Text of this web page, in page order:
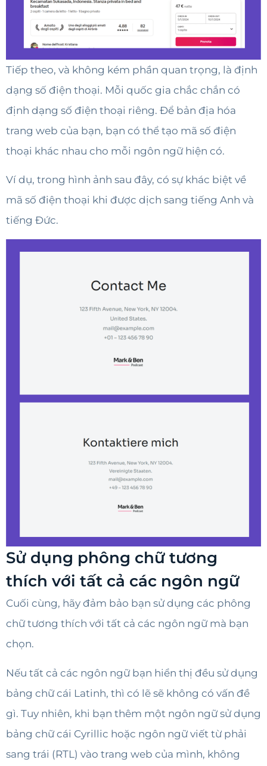
Tiếp theo, và không kém phần quan trọng, là định
dạng số điện thoại. Mỗi quốc gia chắc chắn có
định dạng số điện thoại riêng. Để bản địa hóa
trang web của bạn, bạn có thể tạo mã số điện
thoại khác nhau cho mỗi ngôn ngữ hiện có.
Ví dụ, trong hình ảnh sau đây, có sự khác biệt về
mã số điện thoại khi được dịch sang tiếng Anh và
tiếng Đức.
Sử dụng phông chữ tương
thích với tất cả các ngôn ngữ
Cuối cùng, hãy đảm bảo bạn sử dụng các phông
chữ tương thích với tất cả các ngôn ngữ mà bạn
chọn.
Nếu tất cả các ngôn ngữ bạn hiển thị đều sử dụng
bảng chữ cái Latinh, thì có lẽ sẽ không có vấn đề
gì. Tuy nhiên, khi bạn thêm một ngôn ngữ sử dụng
bảng chữ cái Cyrillic hoặc ngôn ngữ viết từ phải
sang trái (RTL) vào trang web của mình, không